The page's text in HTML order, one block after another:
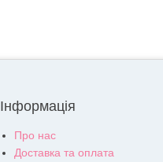
Інформація
Про нас
Доставка та оплата